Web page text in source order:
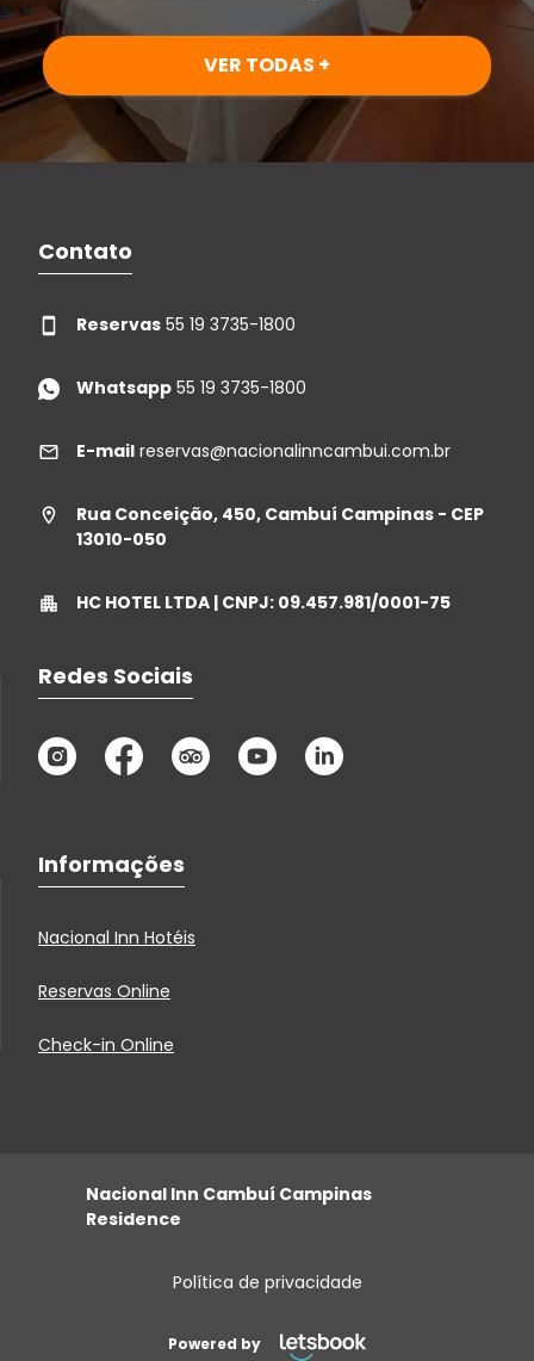
VER TODAS +
Contato
Reservas 55 19 3735-1800
Whatsapp 55 19 3735-1800
E-mail reservas@nacionalinncambui.com.br
Rua Conceição, 450, Cambuí Campinas - CEP
13010-050
HC HOTEL LTDA | CNPJ: 09.457.981/0001-75
Redes Sociais
Informações
Nacional Inn Hotéis
Reservas Online
Check-in Online
Nacional Inn Cambuí Campinas
Residence
Política de privacidade
Powered by